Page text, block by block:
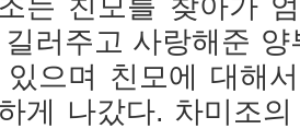
는 친모를 찾아가
러주고 사랑해준
있으며 친모에 대해
게 나갔다. 차미조